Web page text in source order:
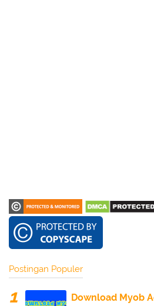
Postingan Populer
Download Myob